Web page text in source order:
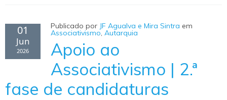
01
Jun
2026
Publicado por JF Agualva e Mira Sintra em
Associativismo Autarquia
Apoio ao
Associativismo | 2.ª
fase de candidaturas